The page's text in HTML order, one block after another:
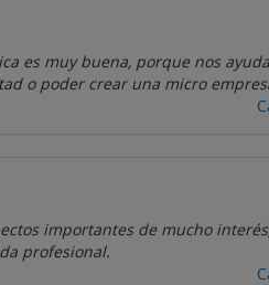
es muy buena, porque nos
o poder crear una micro
importantes de mucho
profesional.